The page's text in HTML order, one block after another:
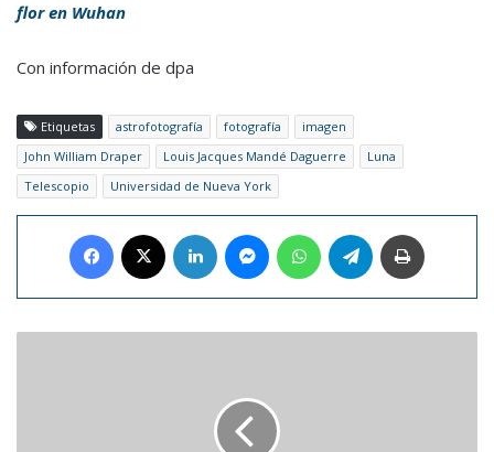
flor en Wuhan
Con información de dpa
Etiquetas astrofotografía fotografía
imagen
John William Draper
Louis Jacques Mandé Daguerre
Luna
Telescopio
Universidad de Nueva York
Facebook LinkedIn MessengerWhatsAppTelegram